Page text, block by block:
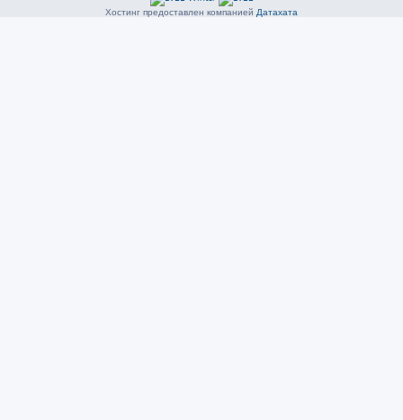
Хостинг предоставлен компанией Датахата